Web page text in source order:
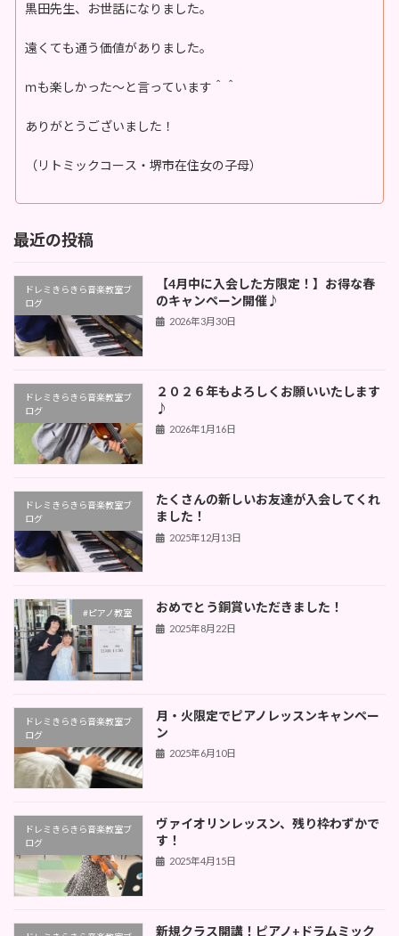
黒田先生、お世話になりました。
遠くても通う価値がありました。
ｍも楽しかった～と言っています＾＾
ありがとうございました！
（リトミックコース・堺市在住女の子母）
最近の投稿
ドレミきらきら音楽教室ブ
ログ
【4月中に入会した方限定！】お得な春
のキャンペーン開催♪
2026年3月30日
ドレミきらきら音楽教室ブ
ログ
２０２６年もよろしくお願いいたします
♪
2026年1月16日
ドレミきらきら音楽教室ブ
ログ
たくさんの新しいお友達が入会してくれ
ました！
2025年12月13日
#ピアノ教室 おめでとう銅賞いただきました！
2025年8月22日
ドレミきらきら音楽教室ブ
ログ
月・火限定でピアノレッスンキャンペー
ン
2025年6月10日
ドレミきらきら音楽教室ブ
ログ
ヴァイオリンレッスン、残り枠わずかで
す！
2025年4月15日
新規クラス開講！ピアノ+ドラムミック